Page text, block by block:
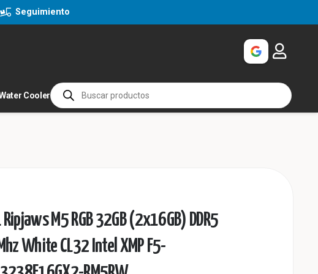
Seguimiento
Cooler
Búsqueda
de
productos
Ripjaws M5 RGB 32GB (2x16GB) DDR5
White CL32 Intel XMP F5-